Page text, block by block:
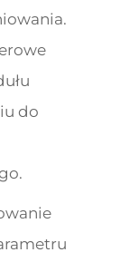
do